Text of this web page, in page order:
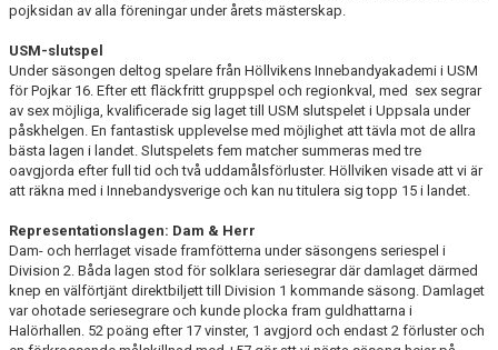
pojksidan av alla föreningar under årets mästerskap.
USM-slutspel
Under säsongen deltog spelare från Höllvikens Innebandyakademi i USM
för Pojkar 16. Efter ett fläckfritt gruppspel och regionkval, med sex segrar
av sex möjliga, kvalificerade sig laget till USM slutspelet i Uppsala under
påskhelgen. En fantastisk upplevelse med möjlighet att tävla mot de allra
bästa lagen i landet. Slutspelets fem matcher summeras med tre
oavgjorda efter full tid och två uddamålsförluster. Höllviken visade att vi är
att räkna med i Innebandysverige och kan nu titulera sig topp 15 i landet.
Representationslagen: Dam & Herr
Dam- och herrlaget visade framfötterna under säsongens seriespel i
Division 2. Båda lagen stod för solklara seriesegrar där damlaget därmed
knep en välförtjänt direktbiljett till Division 1 kommande säsong. Damlaget
var ohotade seriesegrare och kunde plocka fram guldhattarna i
Halörhallen. 52 poäng efter 17 vinster, 1 avgjord och endast 2 förluster och